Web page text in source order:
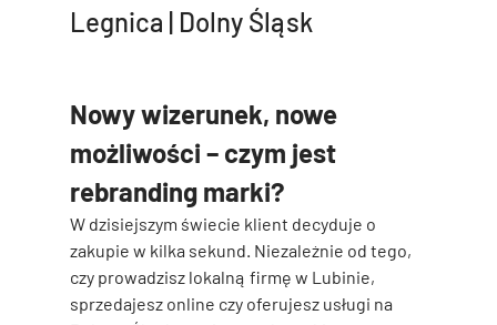
Legnica | Dolny Śląsk
Nowy wizerunek, nowe
możliwości – czym jest
rebranding marki?
W dzisiejszym świecie klient decyduje o
zakupie w kilka sekund. Niezależnie od tego,
czy prowadzisz lokalną firmę w Lubinie,
sprzedajesz online czy oferujesz usługi na